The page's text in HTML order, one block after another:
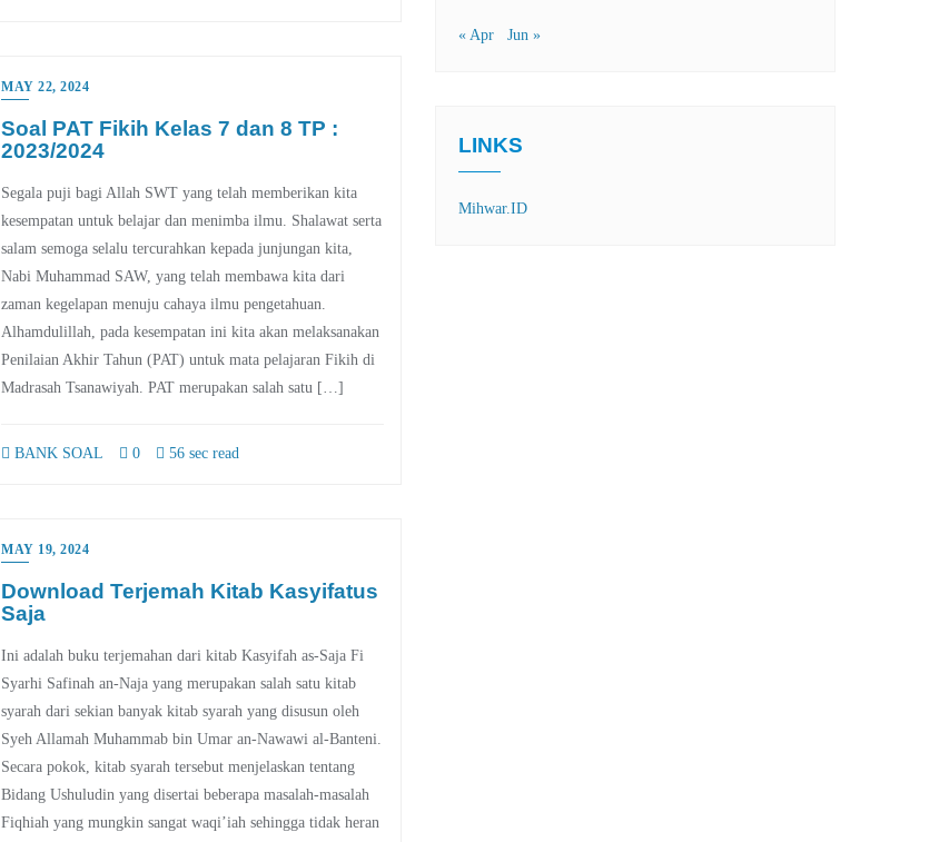
MAY 22, 2024
Soal PAT Fikih Kelas 7 dan 8 TP :
2023/2024
Segala puji bagi Allah SWT yang telah memberikan kita
kesempatan untuk belajar dan menimba ilmu. Shalawat serta
salam semoga selalu tercurahkan kepada junjungan kita,
Nabi Muhammad SAW, yang telah membawa kita dari
zaman kegelapan menuju cahaya ilmu pengetahuan.
Alhamdulillah, pada kesempatan ini kita akan melaksanakan
Penilaian Akhir Tahun (PAT) untuk mata pelajaran Fikih di
Madrasah Tsanawiyah. PAT merupakan salah satu […]
BANK SOAL 0 56 sec read
MAY 19, 2024
Download Terjemah Kitab Kasyifatus
Saja
Ini adalah buku terjemahan dari kitab Kasyifah as-Saja Fi
Syarhi Safinah an-Naja yang merupakan salah satu kitab
syarah dari sekian banyak kitab syarah yang disusun oleh
Syeh Allamah Muhammab bin Umar an-Nawawi al-Banteni.
Secara pokok, kitab syarah tersebut menjelaskan tentang
Bidang Ushuludin yang disertai beberapa masalah-masalah
Fiqhiah yang mungkin sangat waqi’iah sehingga tidak heran
« Apr Jun »
LINKS
Mihwar.ID